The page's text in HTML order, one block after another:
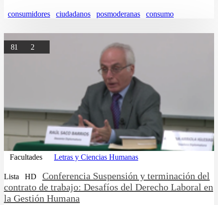
consumidores ciudadanos posmoderanas consumo
81 2
Facultades Letras y Ciencias Humanas
Lista HD
Conferencia Suspensión y terminación del
contrato de trabajo: Desafíos del Derecho Laboral en
la Gestión Humana